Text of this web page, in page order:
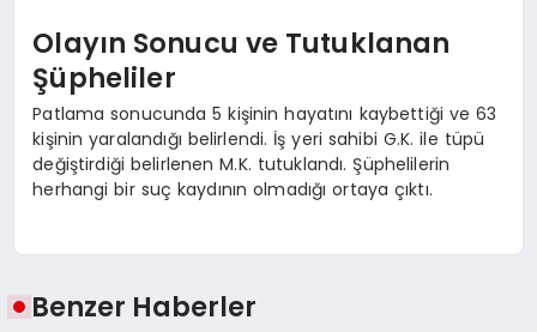
Olayın Sonucu ve Tutuklanan
Şüpheliler
Patlama sonucunda 5 kişinin hayatını kaybettiği ve 63
kişinin yaralandığı belirlendi. İş yeri sahibi G.K. ile tüpü
değiştirdiği belirlenen M.K. tutuklandı. Şüphelilerin
herhangi bir suç kaydının olmadığı ortaya çıktı.
Benzer Haberler